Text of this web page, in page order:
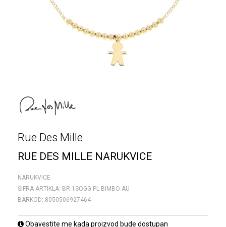
Rue Des Mille
RUE DES MILLE NARUKVICE
NARUKVICE
ŠIFRA ARTIKLA: BR-1SOGG PL BIMBO AU
BARKOD: 8050506927464
Obavestite me kada proizvod bude dostupan